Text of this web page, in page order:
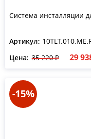
Система инсталляции
Артикул:
Цена: 35 220 ₽ 29
-15%